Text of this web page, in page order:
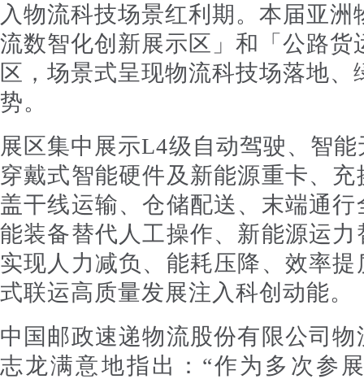
入物流科技场景红利期。本届亚
流数智化创新展示区」和「公路
区，场景式呈现物流科技场落地
势。
展区集中展示L4级自动驾驶、智
穿戴式智能硬件及新能源重卡、
盖干线运输、仓储配送、末端通
能装备替代人工操作、新能源运
实现人力减负、能耗压降、效率
式联运高质量发展注入科创动能。
中国邮政速递物流股份有限公司
志龙满意地指出：“作为多次参